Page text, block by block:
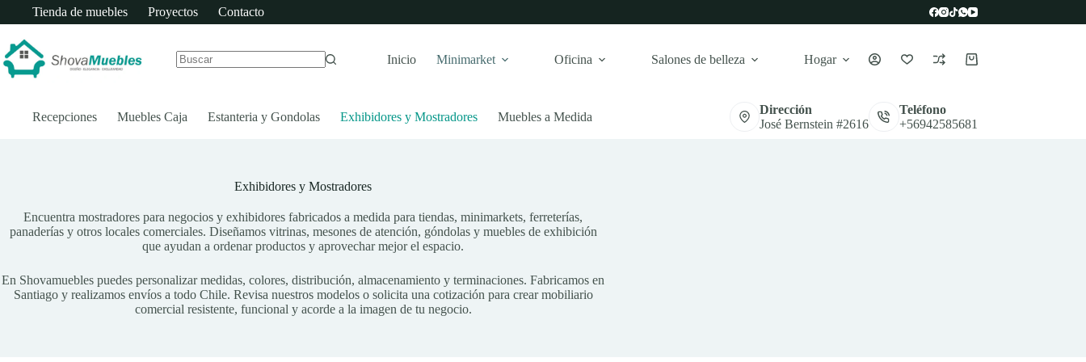
Tienda de muebles Proyectos Contacto
Inicio Minimarket Oficina Salones de belleza Hogar
Carro
Recepciones
Muebles Caja Estanteria y Gondolas Exhibidores y Mostradores Muebles a Medida
Dirección
José Bernstein #2616
Teléfono
+56942585681
Exhibidores y Mostradores
Encuentra mostradores para negocios y exhibidores fabricados a medida para tiendas, minimarkets, ferreterías,
panaderías y otros locales comerciales. Diseñamos vitrinas, mesones de atención, góndolas y muebles de exhibición
que ayudan a ordenar productos y aprovechar mejor el espacio.
En Shovamuebles puedes personalizar medidas, colores, distribución, almacenamiento y terminaciones. Fabricamos en
Santiago y realizamos envíos a todo Chile. Revisa nuestros modelos o solicita una cotización para crear mobiliario
comercial resistente, funcional y acorde a la imagen de tu negocio.